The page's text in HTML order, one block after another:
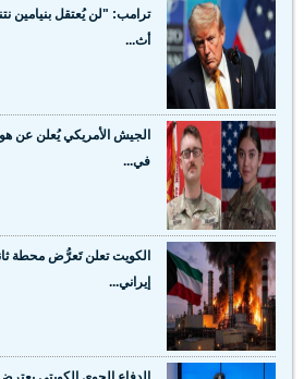
ترامب: "لن يُعتقل بنيامين
أث...
الجيش الأمريكي يُعلن عن
في...
الكويت تعلن تَعرُّض محطة
إيراني...